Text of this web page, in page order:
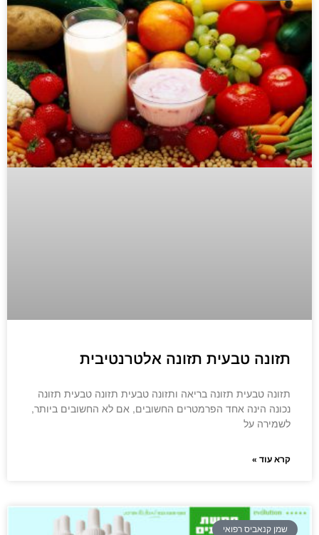
תזונה טבעית תזונה אלטרנטיבית
תזונה טבעית תזונה בריאה ותזונה טבעית תזונה טבעית תזונה
נכונה הינה אחד הפרמטרים החשובים, אם לא החשובים ביותר,
לשמירה על
קרא עוד »
שמן קנאביס רפואי